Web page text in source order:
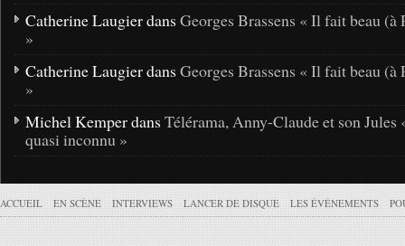
Catherine Laugier dans Georges Brassens « Il fait beau (à
»
Catherine Laugier dans Georges Brassens « Il fait beau (à
»
Michel Kemper dans Télérama, Anny-Claude et son Jules
quasi inconnu »
ACCUEIL EN SCÈNE INTERVIEWS LANCER DE DISQUE LES ÉVÉNEMENTS